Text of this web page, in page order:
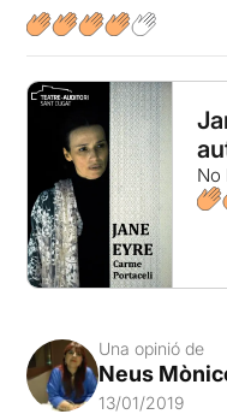
No
Una opinió de
Neus
13/01/2019